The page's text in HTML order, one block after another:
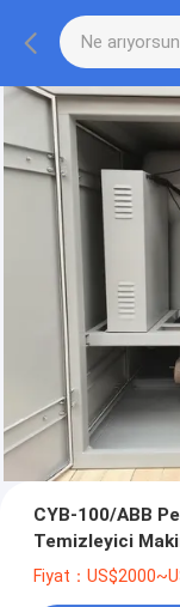
CYB-100/ABB
Temizleyici
Fiyat：